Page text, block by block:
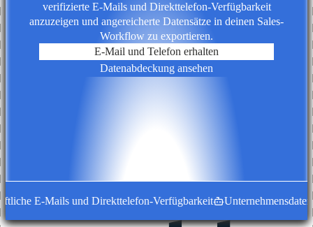
verifizierte E-Mails und Direkttelefon-Verfügbarkeit
anzuzeigen und angereicherte Datensätze in deinen Sales-
Workflow zu exportieren.
E-Mail und Telefon erhalten
Datenabdeckung ansehen
E-Mails und Direkttelefon-Verfügbarkeit